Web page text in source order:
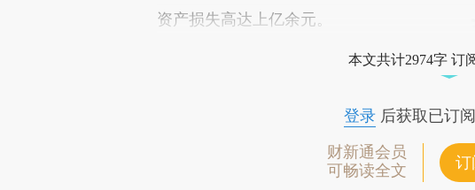
资产损失高达上亿余元。
本文共计2974字 订
登录后获取已订
财新通会员
可畅读全文
订